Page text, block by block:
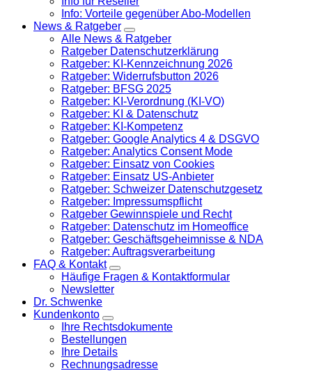
Info: Vorteile gegenüber Abo-Modellen
News & Ratgeber
Alle News & Ratgeber
Ratgeber Datenschutzerklärung
Ratgeber: KI-Kennzeichnung 2026
Ratgeber: Widerrufsbutton 2026
Ratgeber: BFSG 2025
Ratgeber: KI-Verordnung (KI-VO)
Ratgeber: KI & Datenschutz
Ratgeber: KI-Kompetenz
Ratgeber: Google Analytics 4 & DSGVO
Ratgeber: Analytics Consent Mode
Ratgeber: Einsatz von Cookies
Ratgeber: Einsatz US-Anbieter
Ratgeber: Schweizer Datenschutzgesetz
Ratgeber: Impressumspflicht
Ratgeber Gewinnspiele und Recht
Ratgeber: Datenschutz im Homeoffice
Ratgeber: Geschäftsgeheimnisse & NDA
Ratgeber: Auftragsverarbeitung
FAQ & Kontakt
Häufige Fragen & Kontaktformular
Newsletter
Dr. Schwenke
Kundenkonto
Ihre Rechtsdokumente
Bestellungen
Ihre Details
Rechnungsadresse